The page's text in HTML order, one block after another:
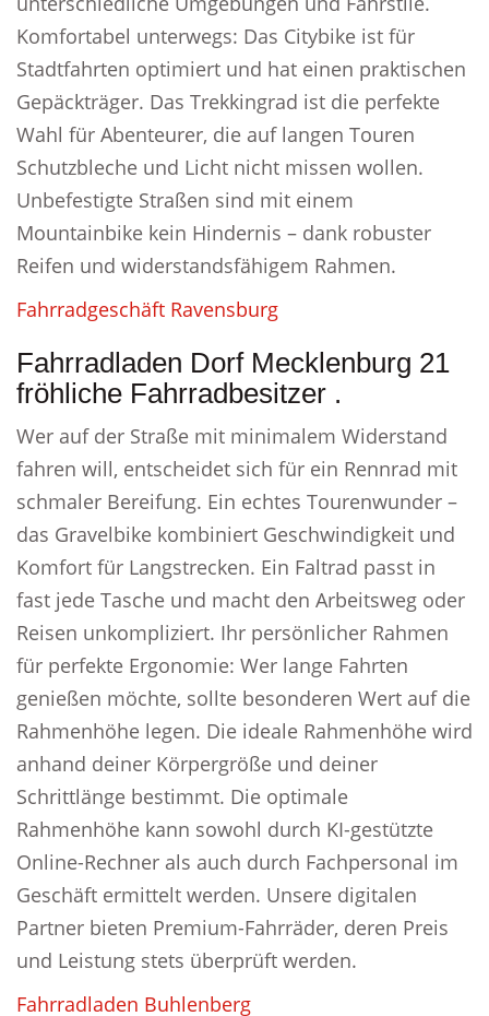
Komfortabel unterwegs: Das Citybike ist für
Stadtfahrten optimiert und hat einen praktischen
Gepäckträger. Das Trekkingrad ist die perfekte
Wahl für Abenteurer, die auf langen Touren
Schutzbleche und Licht nicht missen wollen.
Unbefestigte Straßen sind mit einem
Mountainbike kein Hindernis – dank robuster
Reifen und widerstandsfähigem Rahmen.
Fahrradgeschäft Ravensburg
Fahrradladen Dorf Mecklenburg 21
fröhliche Fahrradbesitzer .
Wer auf der Straße mit minimalem Widerstand
fahren will, entscheidet sich für ein Rennrad mit
schmaler Bereifung. Ein echtes Tourenwunder –
das Gravelbike kombiniert Geschwindigkeit und
Komfort für Langstrecken. Ein Faltrad passt in
fast jede Tasche und macht den Arbeitsweg oder
Reisen unkompliziert. Ihr persönlicher Rahmen
für perfekte Ergonomie: Wer lange Fahrten
genießen möchte, sollte besonderen Wert auf die
Rahmenhöhe legen. Die ideale Rahmenhöhe wird
anhand deiner Körpergröße und deiner
Schrittlänge bestimmt. Die optimale
Rahmenhöhe kann sowohl durch KI-gestützte
Online-Rechner als auch durch Fachpersonal im
Geschäft ermittelt werden. Unsere digitalen
Partner bieten Premium-Fahrräder, deren Preis
und Leistung stets überprüft werden.
Fahrradladen Buhlenberg